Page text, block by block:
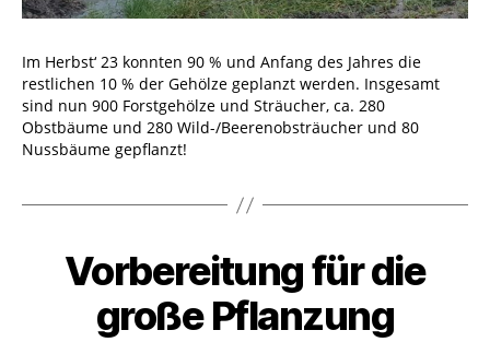
Im Herbst‘ 23 konnten 90 % und Anfang des Jahres die
restlichen 10 % der Gehölze geplanzt werden. Insgesamt
sind nun 900 Forstgehölze und Sträucher, ca. 280
Obstbäume und 280 Wild-/Beerenobsträucher und 80
Nussbäume gepflanzt!
Vorbereitung für die
große Pflanzung